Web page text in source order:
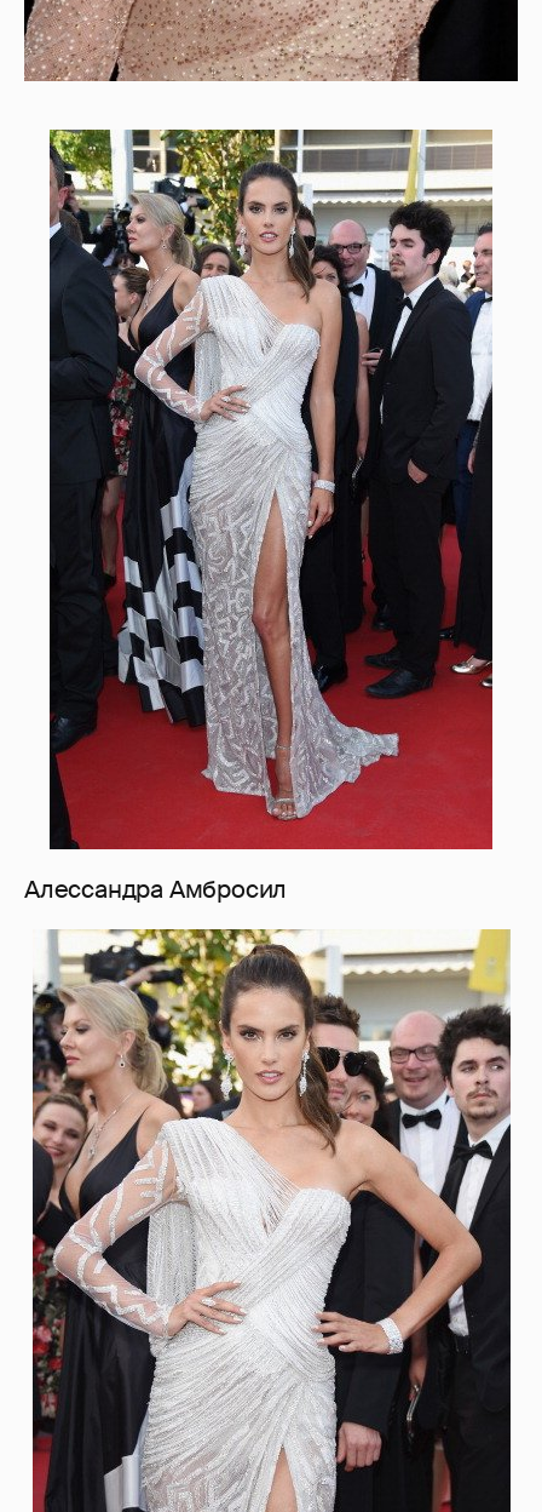
Алессандра Амбросил